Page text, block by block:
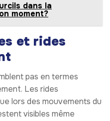
dans la
moment?
et rides
pas en termes
Les rides
lors des mouvements du
visibles même